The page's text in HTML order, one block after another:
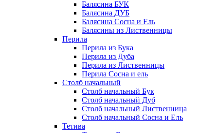
Балясина БУК
Балясина ДУБ
Балясина Сосна и Ель
Балясины из Лиственницы
Перила
Перила из Бука
Перила из Дуба
Перила из Лиственницы
Перила Сосна и ель
Столб начальный
Столб начальный Бук
Столб начальный Дуб
Столб начальный Лиственница
Столб начальный Сосна и Ель
Тетива